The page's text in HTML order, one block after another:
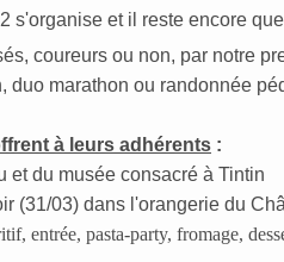
s'organise et il reste encore
coureurs ou non, par notre
duo marathon ou randonnée
à leurs adhérents :
et du musée consacré à Tintin
(31/03) dans l'orangerie du
entrée, pasta-party, fromage,